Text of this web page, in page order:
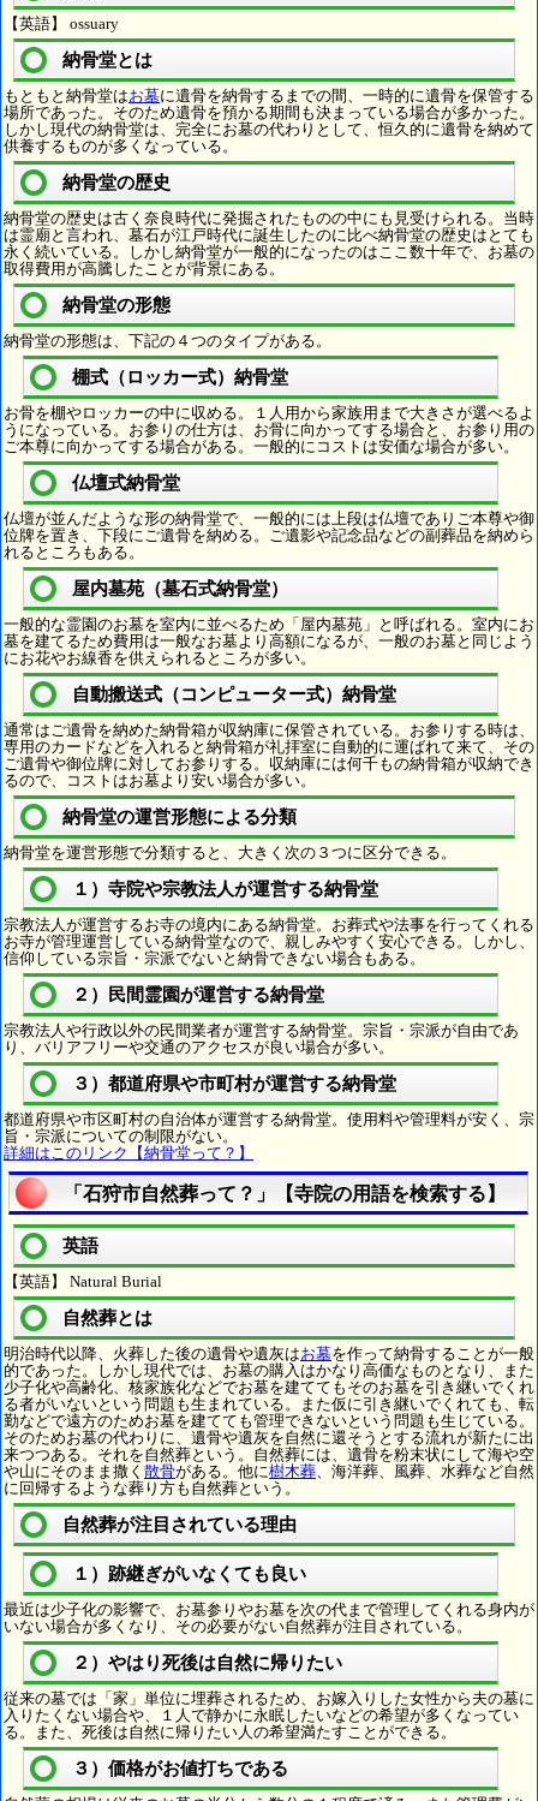
【英語】 ossuary
納骨堂とは
もともと納骨堂はお墓に遺骨を納骨するまでの間、一時的に遺骨を保管する
場所であった。そのため遺骨を預かる期間も決まっている場合が多かった。
しかし現代の納骨堂は、完全にお墓の代わりとして、恒久的に遺骨を納めて
供養するものが多くなっている。
納骨堂の歴史
納骨堂の歴史は古く奈良時代に発掘されたものの中にも見受けられる。当時
は霊廟と言われ、墓石が江戸時代に誕生したのに比べ納骨堂の歴史はとても
永く続いている。しかし納骨堂が一般的になったのはここ数十年で、お墓の
取得費用が高騰したことが背景にある。
納骨堂の形態
納骨堂の形態は、下記の４つのタイプがある。
棚式（ロッカー式）納骨堂
お骨を棚やロッカーの中に収める。１人用から家族用まで大きさが選べるよ
うになっている。お参りの仕方は、お骨に向かってする場合と、お参り用の
ご本尊に向かってする場合がある。一般的にコストは安価な場合が多い。
仏壇式納骨堂
仏壇が並んだような形の納骨堂で、一般的には上段は仏壇でありご本尊や御
位牌を置き、下段にご遺骨を納める。ご遺影や記念品などの副葬品を納めら
れるところもある。
屋内墓苑（墓石式納骨堂）
一般的な霊園のお墓を室内に並べるため「屋内墓苑」と呼ばれる。室内にお
墓を建てるため費用は一般なお墓より高額になるが、一般のお墓と同じよう
にお花やお線香を供えられるところが多い。
自動搬送式（コンピューター式）納骨堂
通常はご遺骨を納めた納骨箱が収納庫に保管されている。お参りする時は、
専用のカードなどを入れると納骨箱が礼拝室に自動的に運ばれて来て、その
ご遺骨や御位牌に対してお参りする。収納庫には何千もの納骨箱が収納でき
るので、コストはお墓より安い場合が多い。
納骨堂の運営形態による分類
納骨堂を運営形態で分類すると、大きく次の３つに区分できる。
１）寺院や宗教法人が運営する納骨堂
宗教法人が運営するお寺の境内にある納骨堂。お葬式や法事を行ってくれる
お寺が管理運営している納骨堂なので、親しみやすく安心できる。しかし、
信仰している宗旨・宗派でないと納骨できない場合もある。
２）民間霊園が運営する納骨堂
宗教法人や行政以外の民間業者が運営する納骨堂。宗旨・宗派が自由であ
り、バリアフリーや交通のアクセスが良い場合が多い。
３）都道府県や市町村が運営する納骨堂
都道府県や市区町村の自治体が運営する納骨堂。使用料や管理料が安く、宗
旨・宗派についての制限がない。
詳細はこのリンク【納骨堂って？】
「石狩市自然葬って？」【寺院の用語を検索する】
英語
【英語】 Natural Burial
自然葬とは
明治時代以降、火葬した後の遺骨や遺灰はお墓を作って納骨することが一般
的であった。しかし現代では、お墓の購入はかなり高価なものとなり、また
少子化や高齢化、核家族化などでお墓を建ててもそのお墓を引き継いでくれ
る者がいないという問題も生まれている。また仮に引き継いでくれても、転
勤などで遠方のためお墓を建てても管理できないという問題も生じている。
そのためお墓の代わりに、遺骨や遺灰を自然に還そうとする流れが新たに出
来つつある。それを自然葬という。自然葬には、遺骨を粉末状にして海や空
や山にそのまま撒く 散骨がある。他に樹木葬、海洋葬、風葬、水葬など自然
に回帰するような葬り方も自然葬という。
自然葬が注目されている理由
１）跡継ぎがいなくても良い
最近は少子化の影響で、お墓参りやお墓を次の代まで管理してくれる身内が
いない場合が多くなり、その必要がない自然葬が注目されている。
２）やはり死後は自然に帰りたい
従来の墓では「家」単位に埋葬されるため、お嫁入りした女性から夫の墓に
入りたくない場合や、１人で静かに永眠したいなどの希望が多くなってい
る。また、死後は自然に帰りたい人の希望満たすことができる。
３）価格がお値打ちである